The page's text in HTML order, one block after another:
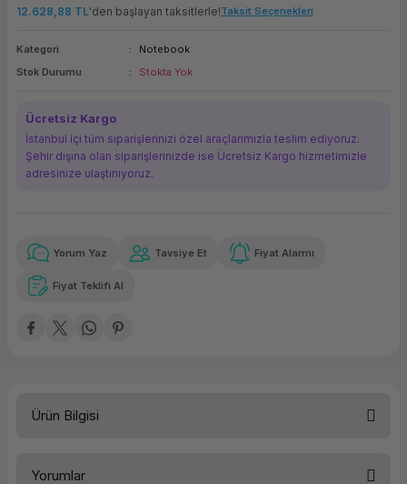
Panel PC
Makinesi
12.628,88 TL'den başlayan taksitlerle!Taksit Seçenekleri
Kategori
Notebook
Stok Durumu
Stokta Yok
Ücretsiz Kargo
İstanbul içi tüm siparişlerinizi özel araçlarımızla teslim ediyoruz.
Şehir dışına olan siparişlerinizde ise Ücretsiz Kargo hizmetimizle
adresinize ulaştırııyoruz.
Güvenilir Alışveriş
Kolay iade imkanı
12.628,88 TL
Yorum Yaz Tavsiye Et Fiyat Alarmı
Fiyat Teklifi Al
Ürün Bilgisi
TEKNİK ÖZELLİKLER
Yorumlar